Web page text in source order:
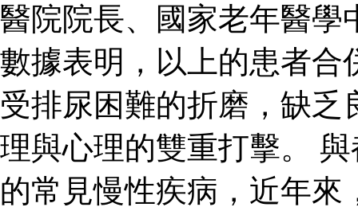
醫院院長、國家老年醫學
數據表明，以上的患者合
受排尿困難的折磨，缺
理與心理的雙重打擊。
的常見慢性疾病，近年